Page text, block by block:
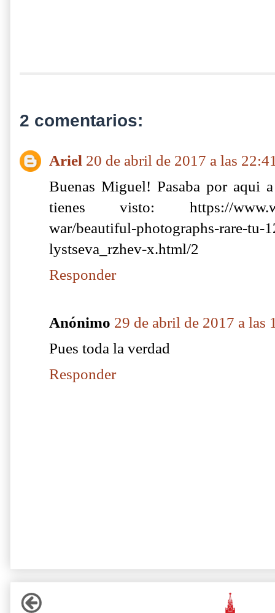
2 comentarios:
Ariel 20 de abril de 2017 a las
Buenas Miguel! Pasaba por aqui
tienes visto: https://
war/beautiful-photographs-rare-tu-
lystseva_rzhev-x.html/2
Responder
Anónimo 29 de abril de 2017 a las
Pues toda la verdad
Responder